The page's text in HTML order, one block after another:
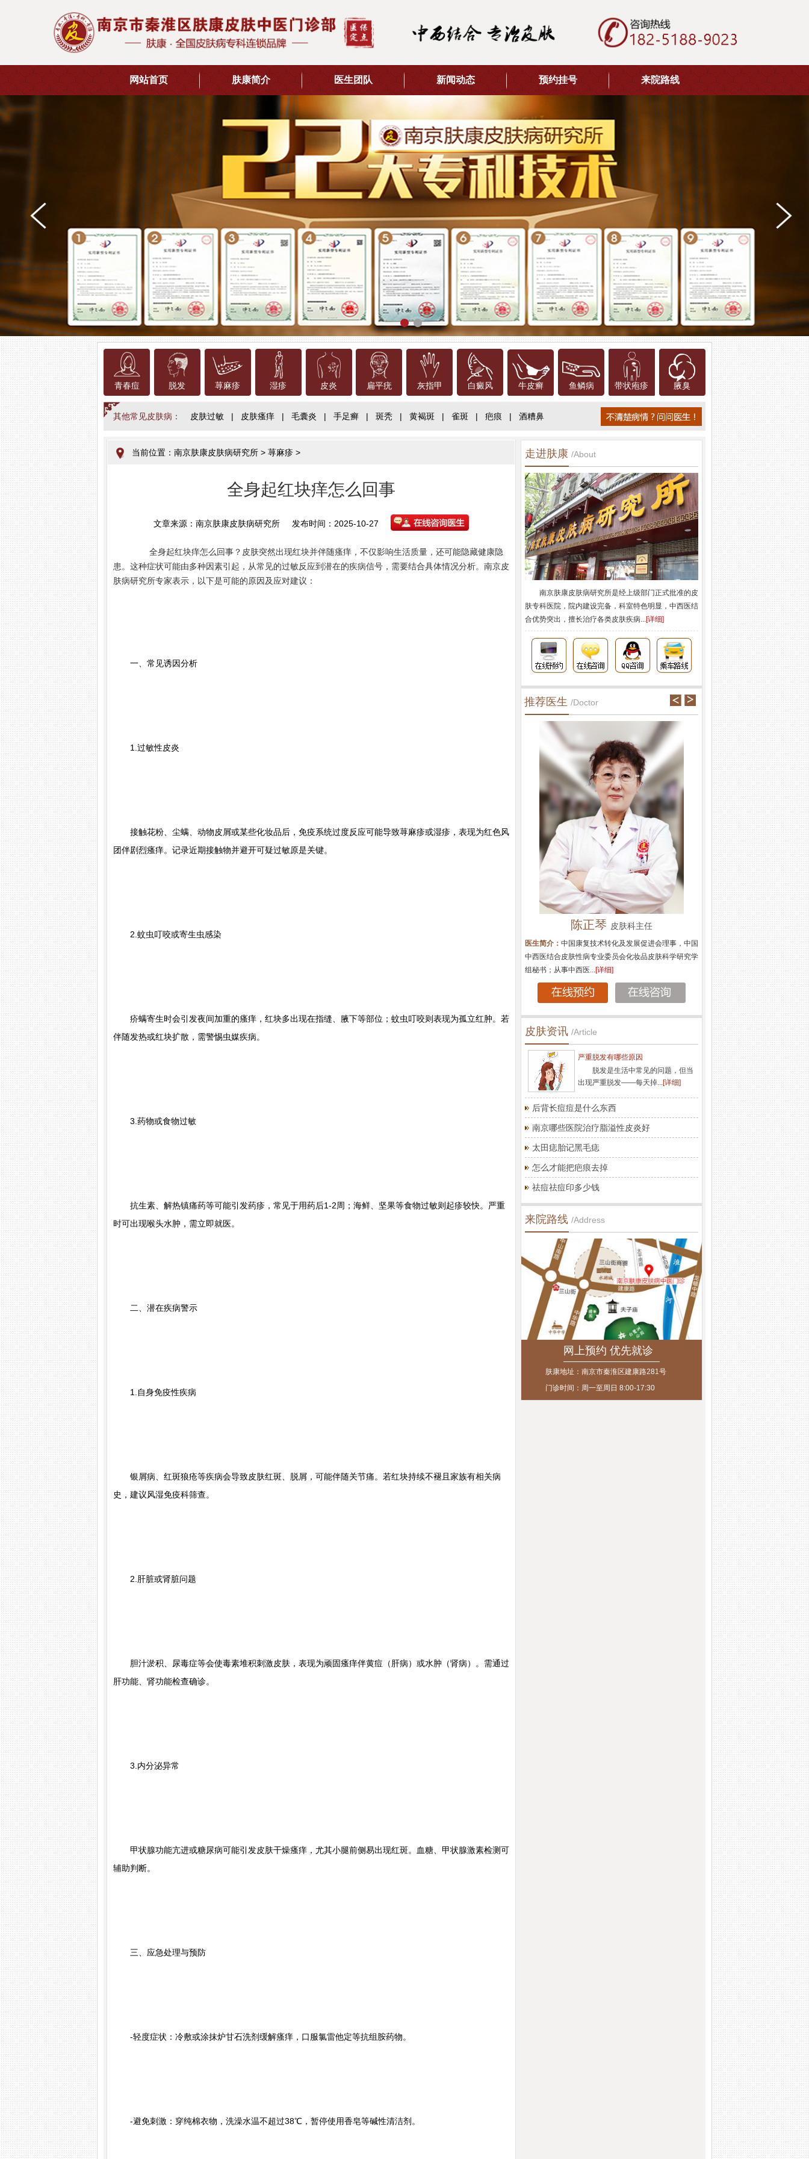
网站首页 肤康简介 医生团队 新闻动态 预约挂号 来院路线
青春痘 脱发 荨麻疹 湿疹 皮炎 扁平疣 灰指甲 白癜风 牛皮癣 鱼鳞病 带状疱疹 腋臭
其他常见皮肤病： 皮肤过敏 | 皮肤瘙痒 | 毛囊炎 | 手足癣 | 斑秃 | 黄褐斑 | 雀斑 | 疤痕 | 酒糟鼻
当前位置： 南京肤康皮肤病研究所 > 荨麻疹 >
全身起红块痒怎么回事
文章来源：南京肤康皮肤病研究所 发布时间：2025-10-27
全身起红块痒怎么回事？皮肤突然出现红块并伴随瘙痒，不仅影响生活质量，还可能隐藏健康隐
患。这种症状可能由多种因素引起，从常见的过敏反应到潜在的疾病信号，需要结合具体情况分析。南京皮
肤病研究所专家表示，以下是可能的原因及应对建议：
一、常见诱因分析
1.过敏性皮炎
接触花粉、尘螨、动物皮屑或某些化妆品后，免疫系统过度反应可能导致荨麻疹或湿疹，表现为红色风
团伴剧烈瘙痒。记录近期接触物并避开可疑过敏原是关键。
2.蚊虫叮咬或寄生虫感染
疥螨寄生时会引发夜间加重的瘙痒，红块多出现在指缝、腋下等部位；蚊虫叮咬则表现为孤立红肿。若
伴随发热或红块扩散，需警惕虫媒疾病。
3.药物或食物过敏
抗生素、解热镇痛药等可能引发药疹，常见于用药后1-2周；海鲜、坚果等食物过敏则起疹较快。严重
时可出现喉头水肿，需立即就医。
二、潜在疾病警示
1.自身免疫性疾病
银屑病、红斑狼疮等疾病会导致皮肤红斑、脱屑，可能伴随关节痛。若红块持续不褪且家族有相关病
史，建议风湿免疫科筛查。
2.肝脏或肾脏问题
胆汁淤积、尿毒症等会使毒素堆积刺激皮肤，表现为顽固瘙痒伴黄痘（肝病）或水肿（肾病）。需通过
肝功能、肾功能检查确诊。
3.内分泌异常
甲状腺功能亢进或糖尿病可能引发皮肤干燥瘙痒，尤其小腿前侧易出现红斑。血糖、甲状腺激素检测可
辅助判断。
三、应急处理与预防
-轻度症状：冷敷或涂抹炉甘石洗剂缓解瘙痒，口服氯雷他定等抗组胺药物。
-避免刺激：穿纯棉衣物，洗澡水温不超过38℃，暂停使用香皂等碱性清洁剂。
走进肤康 /About
南京肤康皮肤病研究所是经上级部门正式批准的皮
肤专科医院，院内建设完备，科室特色明显，中西医结
合优势突出，擅长治疗各类皮肤疾病...[详细]
推荐医生 /Doctor
苏国水 执业医师
介：苏国水,南京肤康皮肤病研究所执业医师,对
，白癜风，鱼鳞病，脱发，顽固性慢性荨麻疹，
各类皮炎，痤...[详细]
田杏娟 皮肤科医生
医生简介： 长期致力于皮肤性病学的科研和临床工作，
有着丰富的皮肤诊疗经验，特别在银屑病、白癜风科研
上成果丰硕，多次应...[详细]
皮肤资讯 /Article
严重脱发有哪些原因
脱发是生活中常见的问题，但当
出现严重脱发——每天掉...[详细]
后背长痘痘是什么东西
南京哪些医院治疗脂溢性皮炎好
太田痣胎记黑毛痣
怎么才能把疤痕去掉
祛痘祛痘印多少钱
来院路线 /Address
网上预约 优先就诊
肤康地址：南京市秦淮区建康路281号
门诊时间：周一至周日 8:00-17:30